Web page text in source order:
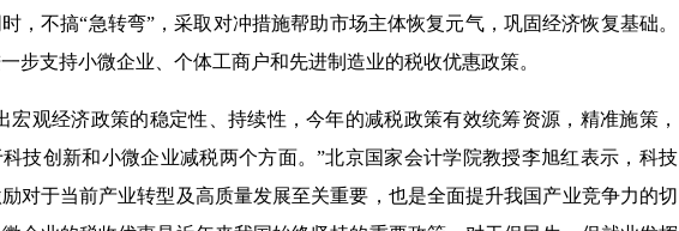
，不搞“急转弯”，采取对冲措施帮助市场主体恢复元气，巩固经济恢复基础。
步支持小微企业、个体工商户和先进制造业的税收优惠政策。
宏观经济政策的稳定性、持续性，今年的减税政策有效统筹资源，精准施策，
科技创新和小微企业减税两个方面。”北京国家会计学院教授李旭红表示，科技
对于当前产业转型及高质量发展至关重要，也是全面提升我国产业竞争力的切